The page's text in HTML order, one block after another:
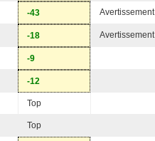
-43 Avertissement
-18 Avertissement
-9
-12
Top
Top